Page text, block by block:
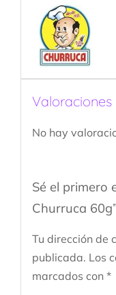
Valoraciones
No hay
Sé el primero
Churruca 60g”
Tu dirección de
publicada. Los
marcados con *